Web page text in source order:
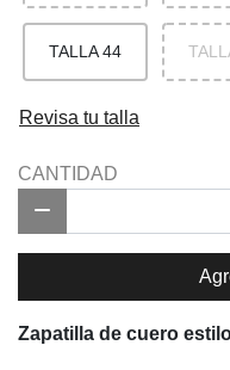
TALLA 44
Revisa tu talla
CANTIDAD
Zapatilla de cuero